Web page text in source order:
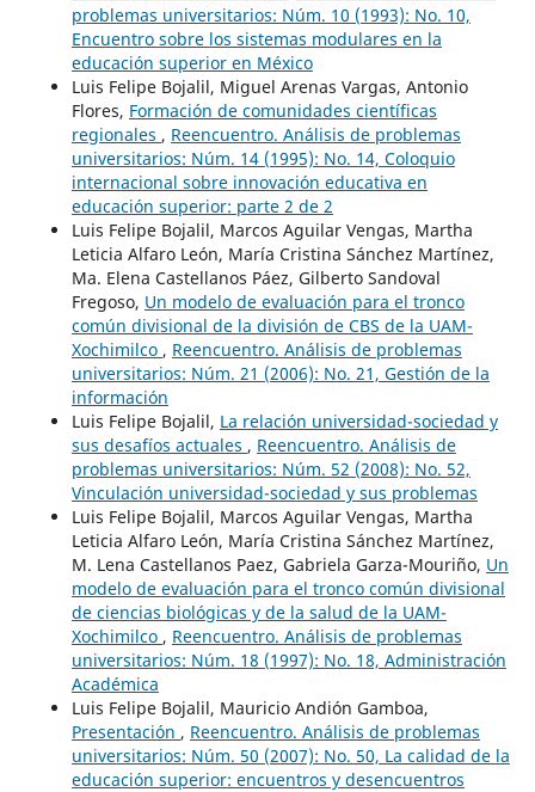
problemas universitarios: Núm. 10 (1993): No. 10,
Encuentro sobre los sistemas modulares en la
educación superior en México
Luis Felipe Bojalil, Miguel Arenas Vargas, Antonio
Flores, Formación de comunidades científicas
regionales , Reencuentro. Análisis de problemas
universitarios: Núm. 14 (1995): No. 14, Coloquio
internacional sobre innovación educativa en
educación superior: parte 2 de 2
Luis Felipe Bojalil, Marcos Aguilar Vengas, Martha
Leticia Alfaro León, María Cristina Sánchez Martínez,
Ma. Elena Castellanos Páez, Gilberto Sandoval
Fregoso, Un modelo de evaluación para el tronco
común divisional de la división de CBS de la UAM-
Xochimilco , Reencuentro. Análisis de problemas
universitarios: Núm. 21 (2006): No. 21, Gestión de la
información
Luis Felipe Bojalil, La relación universidad-sociedad y
sus desafíos actuales , Reencuentro. Análisis de
problemas universitarios: Núm. 52 (2008): No. 52,
Vinculación universidad-sociedad y sus problemas
Luis Felipe Bojalil, Marcos Aguilar Vengas, Martha
Leticia Alfaro León, María Cristina Sánchez Martínez,
M. Lena Castellanos Paez, Gabriela Garza-Mouriño, Un
modelo de evaluación para el tronco común divisional
de ciencias biológicas y de la salud de la UAM-
Xochimilco , Reencuentro. Análisis de problemas
universitarios: Núm. 18 (1997): No. 18, Administración
Académica
Luis Felipe Bojalil, Mauricio Andión Gamboa,
Presentación , Reencuentro. Análisis de problemas
universitarios: Núm. 50 (2007): No. 50, La calidad de la
educación superior: encuentros y desencuentros